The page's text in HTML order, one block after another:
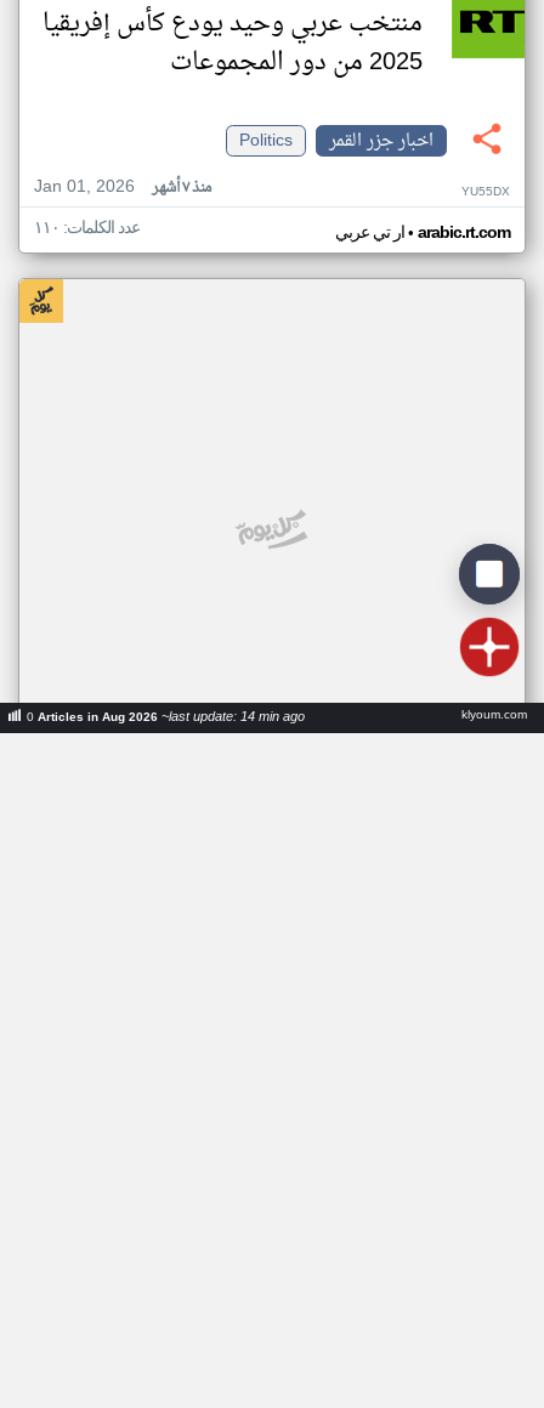
منتخب عربي وحيد يودع كأس إفريقيا
2025 من دور المجموعات
اخبار جزر القمر
Politics
Jan 01, 2026
منذ ٧ أشهر YU55DX
ار تي عربي• arabic.rt.com عدد الكلمات: ١١٠
0Articles in Aug 2026~last update: 14 min ago klyoum.com